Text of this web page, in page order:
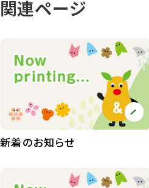
植物園長の庭
植物園 その他
関連ページ
新着のお知らせ